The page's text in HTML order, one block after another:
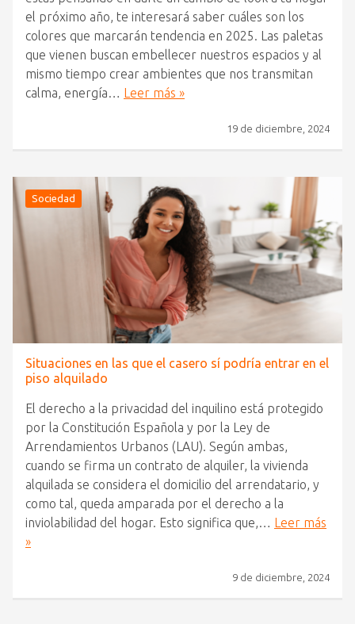
el próximo año, te interesará saber cuáles son los
colores que marcarán tendencia en 2025. Las paletas
que vienen buscan embellecer nuestros espacios y al
mismo tiempo crear ambientes que nos transmitan
calma, energía… Leer más »
19 de diciembre, 2024
Sociedad
Situaciones en las que el casero sí podría entrar en el
piso alquilado
El derecho a la privacidad del inquilino está protegido
por la Constitución Española y por la Ley de
Arrendamientos Urbanos (LAU). Según ambas,
cuando se firma un contrato de alquiler, la vivienda
alquilada se considera el domicilio del arrendatario, y
como tal, queda amparada por el derecho a la
inviolabilidad del hogar. Esto significa que,… Leer más
»
9 de diciembre, 2024